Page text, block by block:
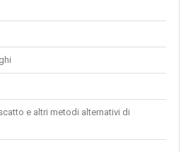
e altri metodi alternativi di